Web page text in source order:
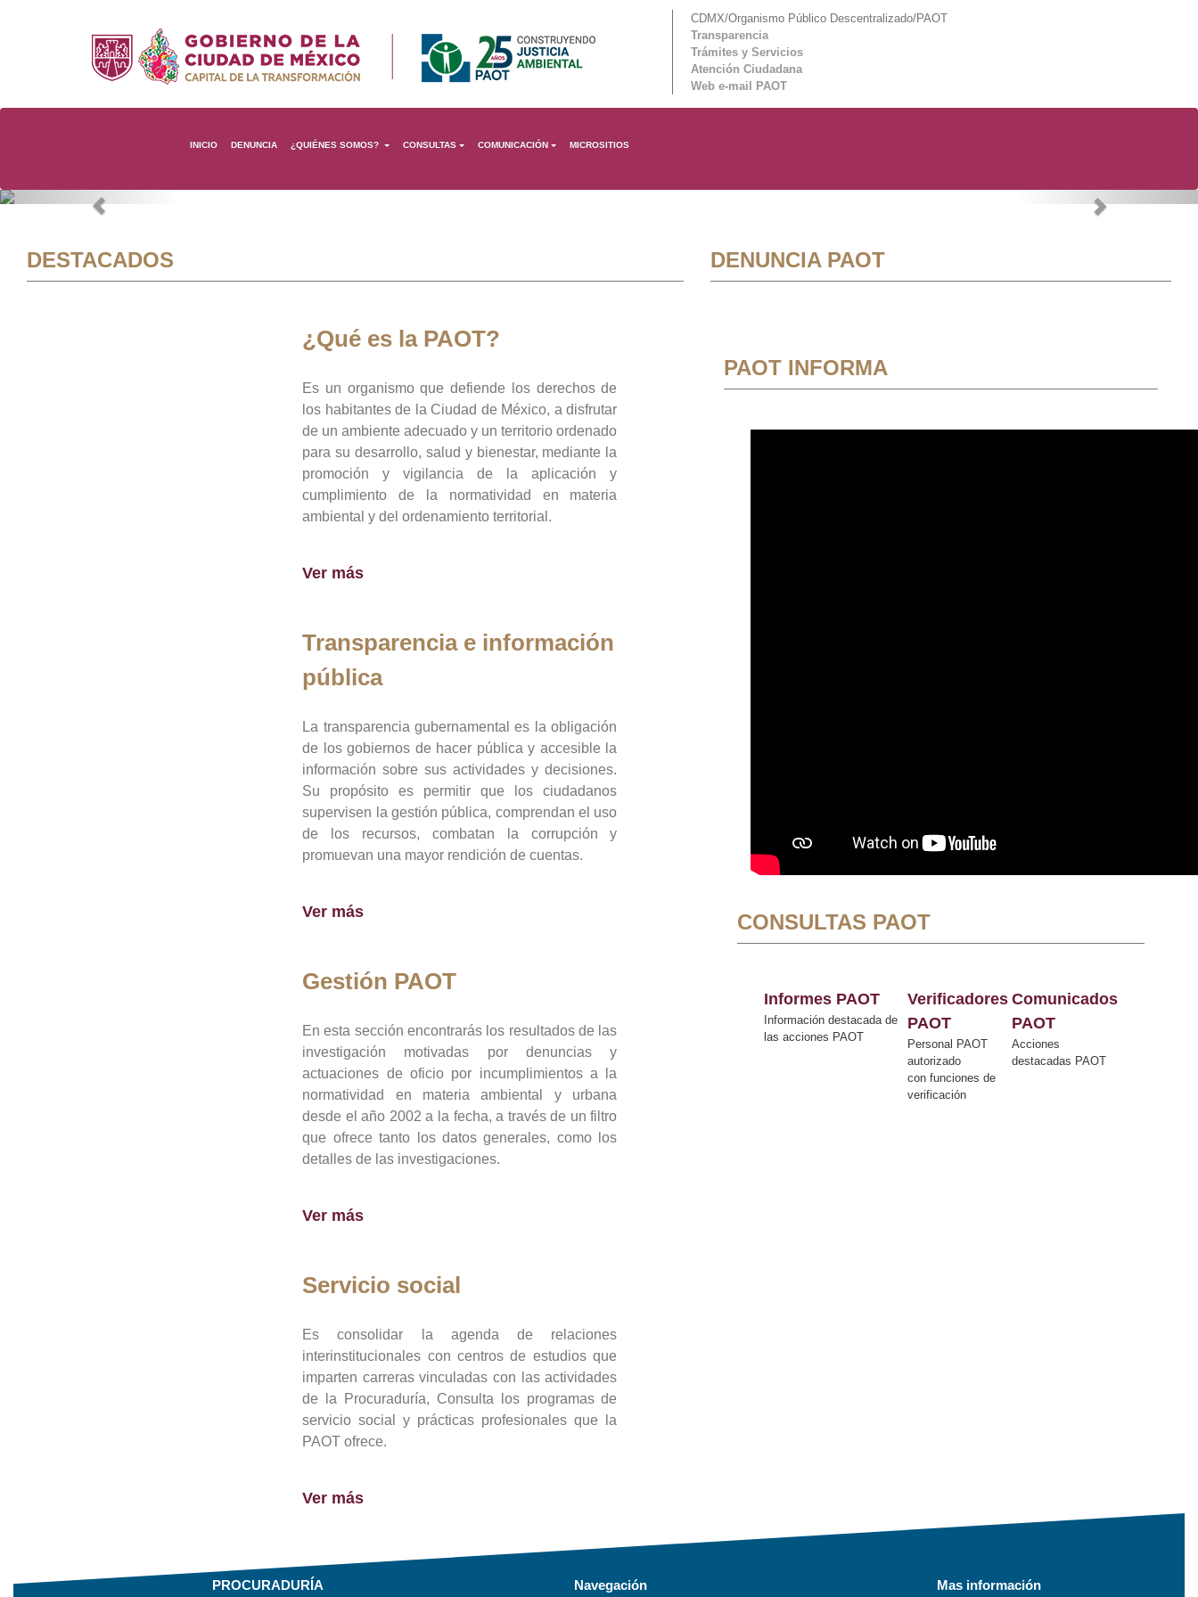
CDMX/Organismo Público Descentralizado/PAOT
Transparencia
Trámites y Servicios
Atención Ciudadana
Web e-mail PAOT
INICIO DENUNCIA ¿QUIÉNES SOMOS? CONSULTAS COMUNICACIÓN MICROSITIOS
Previous Next
DESTACADOS
¿Qué es la PAOT?
Es un organismo que defiende los derechos de
los habitantes de la Ciudad de México, a disfrutar
de un ambiente adecuado y un territorio ordenado
para su desarrollo, salud y bienestar, mediante la
promoción y vigilancia de la aplicación y
cumplimiento de la normatividad en materia
ambiental y del ordenamiento territorial.
Ver más
Transparencia e información
pública
La transparencia gubernamental es la obligación
de los gobiernos de hacer pública y accesible la
información sobre sus actividades y decisiones.
Su propósito es permitir que los ciudadanos
supervisen la gestión pública, comprendan el uso
de los recursos, combatan la corrupción y
promuevan una mayor rendición de cuentas.
Ver más
Gestión PAOT
En esta sección encontrarás los resultados de las
investigación motivadas por denuncias y
actuaciones de oficio por incumplimientos a la
normatividad en materia ambiental y urbana
desde el año 2002 a la fecha, a través de un filtro
que ofrece tanto los datos generales, como los
detalles de las investigaciones.
Ver más
Servicio social
Es consolidar la agenda de relaciones
interinstitucionales con centros de estudios que
imparten carreras vinculadas con las actividades
de la Procuraduría, Consulta los programas de
servicio social y prácticas profesionales que la
PAOT ofrece.
Ver más
DENUNCIA PAOT
PAOT INFORMA
CONSULTAS PAOT
Informes PAOT
Información destacada de
las acciones PAOT
Verificadores
PAOT
Personal PAOT
autorizado
con funciones de
verificación
Comunicados
PAOT
Acciones
destacadas PAOT
PROCURADURÍA Navegación Mas información